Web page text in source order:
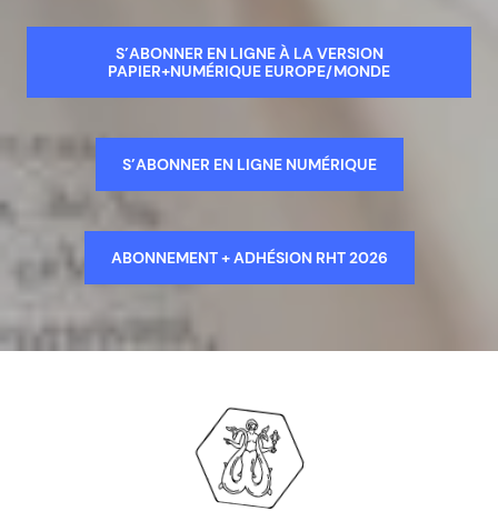
S’ABONNER EN LIGNE À LA VERSION
PAPIER+NUMÉRIQUE EUROPE/MONDE
S’ABONNER EN LIGNE NUMÉRIQUE
ABONNEMENT + ADHÉSION RHT 2026